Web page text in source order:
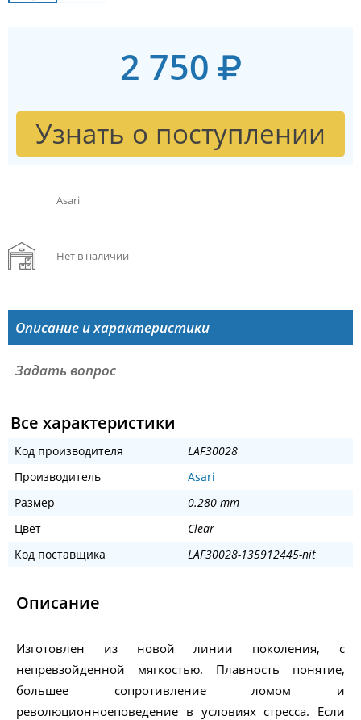
2 750
Узнать о поступлении
Asari
Нет в наличии
Описание и характеристики
Задать вопрос
Все характеристики
Код производителя
LAF30028
Производитель
Asari
Размер
0.280 mm
Цвет
Clear
Код поставщика
LAF30028-135912445-nit
Описание
Изготовлен из новой линии поколения, с
непревзойденной мягкостью. Плавность понятие,
большее сопротивление ломом и
революционноеповедение в условиях стресса. Если